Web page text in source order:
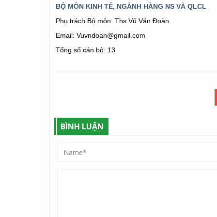
BỘ MÔN KINH TẾ, NGÀNH HÀNG NS VÀ QLCL
Phụ trách Bộ môn: Ths.Vũ Văn Đoàn
Email: Vuvndoan@gmail.com
Tổng số cán bộ: 13
BÌNH LUẬN